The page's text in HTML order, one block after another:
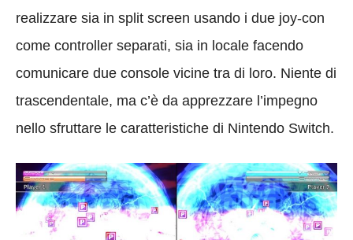
realizzare sia in split screen usando i due joy-con
come controller separati, sia in locale facendo
comunicare due console vicine tra di loro. Niente di
trascendentale, ma c’è da apprezzare l’impegno
nello sfruttare le caratteristiche di Nintendo Switch.